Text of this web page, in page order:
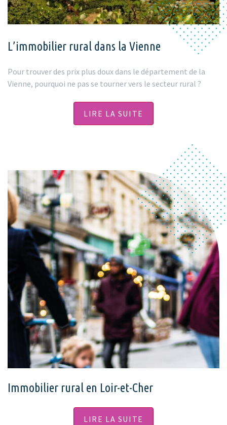
L’immobilier rural dans la Vienne
Pour trouver des prix plus doux dans le département de la
Vienne, pourquoi ne pas se tourner vers le secteur rural ?
LIRE LA SUITE
Immobilier rural en Loir-et-Cher
LIRE LA SUITE